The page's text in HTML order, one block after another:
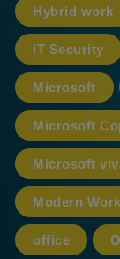
Hybrid work
IT Security
Microsoft
Microsoft
Microsoft
Modern
office